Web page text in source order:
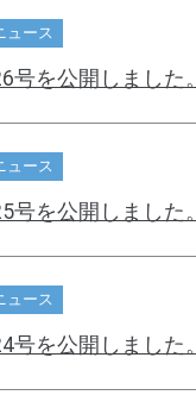
ュース
号を公開しました。
ュース
号を公開しました。
ュース
号を公開しました。